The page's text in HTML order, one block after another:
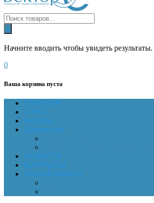
Начните вводить чтобы увидеть результаты.
0
Ваша корзина пуста
ГЛАВНАЯ
О НАС
Магазин
Документы
НОВОСТИ
КОНТАКТЫ
Личный кабинет